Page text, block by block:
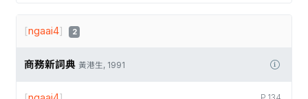
[ngaai4] 2
商務新詞典 黃港生, 1991